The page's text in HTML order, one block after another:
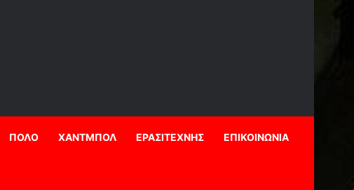
ΠΟΛΟ ΧΑΝΤΜΠΟΛ ΕΡΑΣΙΤΕΧΝΗΣ ΕΠΙΚΟΙΝΩΝΙΑ